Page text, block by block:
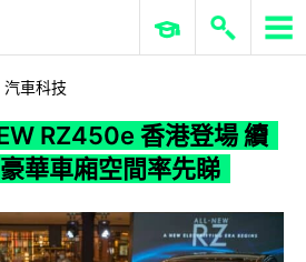
ERP 與商業 AI
汽車科技
RZ450e 香港登場 續
華車廂空間率先睇